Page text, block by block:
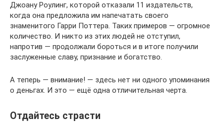
Джоану Роулинг, которой отказали 11 издательств,
когда она предложила им напечатать своего
знаменитого Гарри Поттера. Таких примеров — огромное
количество. И никто из этих людей не отступил,
напротив — продолжали бороться и в итоге получили
заслуженные славу, признание и богатство.
А теперь — внимание! — здесь нет ни одного упоминания
о деньгах. И это — ещё одна отличительная черта.
Отдайтесь страсти